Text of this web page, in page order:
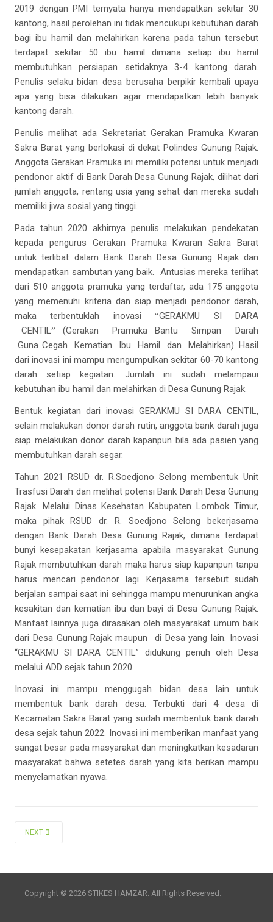
2019 dengan PMI ternyata hanya mendapatkan sekitar 30
kantong, hasil perolehan ini tidak mencukupi kebutuhan darah
bagi ibu hamil dan melahirkan karena pada tahun tersebut
terdapat sekitar 50 ibu hamil dimana setiap ibu hamil
membutuhkan persiapan setidaknya 3-4 kantong darah.
Penulis selaku bidan desa berusaha berpikir kembali upaya
apa yang bisa dilakukan agar mendapatkan lebih banyak
kantong darah.
Penulis melihat ada Sekretariat Gerakan Pramuka Kwaran
Sakra Barat yang berlokasi di dekat Polindes Gunung Rajak.
Anggota Gerakan Pramuka ini memiliki potensi untuk menjadi
pendonor aktif di Bank Darah Desa Gunung Rajak, dilihat dari
jumlah anggota, rentang usia yang sehat dan mereka sudah
memiliki jiwa sosial yang tinggi.
Pada tahun 2020 akhirnya penulis melakukan pendekatan
kepada pengurus Gerakan Pramuka Kwaran Sakra Barat
untuk terlibat dalam Bank Darah Desa Gunung Rajak dan
mendapatkan sambutan yang baik. Antusias mereka terlihat
dari 510 anggota pramuka yang terdaftar, ada 175 anggota
yang memenuhi kriteria dan siap menjadi pendonor darah,
maka terbentuklah inovasi“GERAKMU SI DARA
CENTIL”
(Gerakan Pramuka Bantu Simpan Darah
Guna Cegah Kematian Ibu Hamil dan Melahirkan). Hasil
dari inovasi ini mampu mengumpulkan sekitar 60-70 kantong
darah setiap kegiatan. Jumlah ini sudah melampaui
kebutuhan ibu hamil dan melahirkan di Desa Gunung Rajak.
Bentuk kegiatan dari inovasi GERAKMU SI DARA CENTIL,
selain melakukan donor darah rutin, anggota bank darah juga
siap melakukan donor darah kapanpun bila ada pasien yang
membutuhkan darah segar.
Tahun 2021 RSUD dr. R.Soedjono Selong membentuk Unit
Trasfusi Darah dan melihat potensi Bank Darah Desa Gunung
Rajak. Melalui Dinas Kesehatan Kabupaten Lombok Timur,
maka pihak RSUD dr. R. Soedjono Selong bekerjasama
dengan Bank Darah Desa Gunung Rajak, dimana terdapat
bunyi kesepakatan kerjasama apabila masyarakat Gunung
Rajak membutuhkan darah maka harus siap kapanpun tanpa
harus mencari pendonor lagi. Kerjasama tersebut sudah
berjalan sampai saat ini sehingga mampu menurunkan angka
kesakitan dan kematian ibu dan bayi di Desa Gunung Rajak.
Manfaat lainnya juga dirasakan oleh masyarakat umum baik
dari Desa Gunung Rajak maupun di Desa yang lain. Inovasi
“GERAKMU SI DARA CENTIL” didukung penuh oleh Desa
melalui ADD sejak tahun 2020.
Inovasi ini mampu menggugah bidan desa lain untuk
membentuk bank darah desa. Terbukti dari 4 desa di
Kecamatan Sakra Barat yang sudah membentuk bank darah
desa sejak tahun 2022. Inovasi ini memberikan manfaat yang
sangat besar pada masyarakat dan meningkatkan kesadaran
masyarakat bahwa setetes darah yang kita berikan mampu
menyelamatkan nyawa.
NEXT ARTICLE: CUKUPKAH IPK TINGGI MENUNJANG KARIR LULUSAN
NEXT
Copyright © 2026 STIKES HAMZAR. All Rights Reserved.